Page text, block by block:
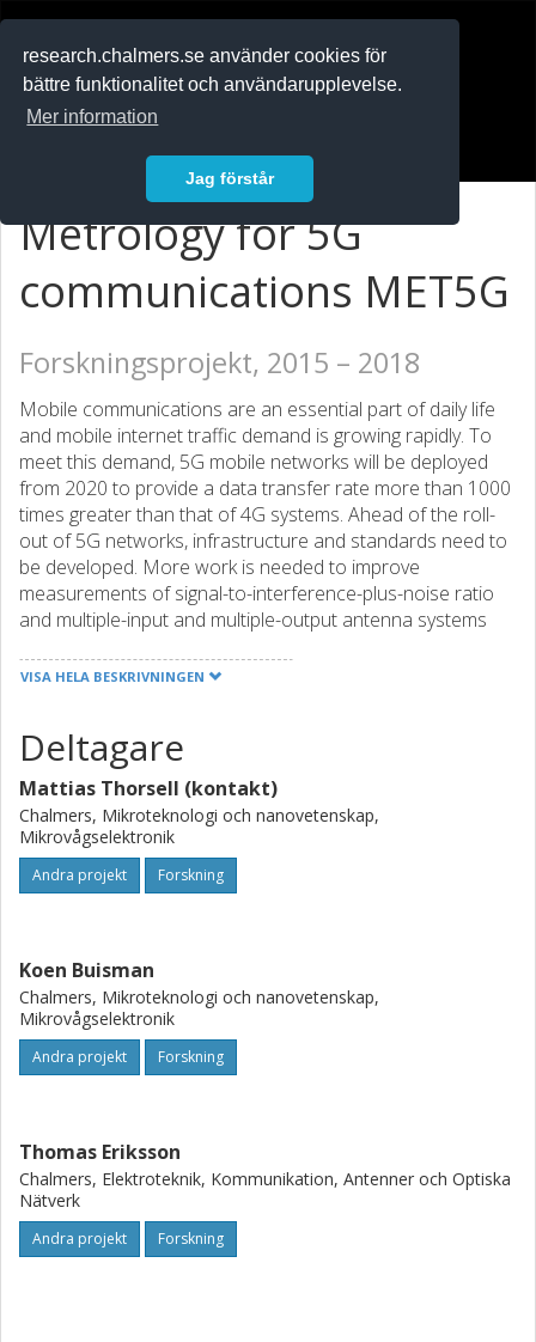
research.chalmers.se använder cookies för
bättre funktionalitet och användarupplevelse.
Mer information
Jag förstår
Metrology for 5G
communications MET5G
Forskningsprojekt, 2015 – 2018
Mobile communications are an essential part of daily life
and mobile internet traffic demand is growing rapidly. To
meet this demand, 5G mobile networks will be deployed
from 2020 to provide a data transfer rate more than 1000
times greater than that of 4G systems. Ahead of the roll-
out of 5G networks, infrastructure and standards need to
be developed. More work is needed to improve
measurements of signal-to-interference-plus-noise ratio
and multiple-input and multiple-output antenna systems
improve network performance), and increase energy
uncertainties underpinning all aspects of 5G
communications, including signals, devices, systems and
test environments for emerging 5G technologies. This will
give European industry a competitive advantage over
global communications manufacturers in the development
of solutions to 5G metrological problems.
VISA HELA BESKRIVNINGEN
Deltagare
Mattias Thorsell (kontakt)
Chalmers, Mikroteknologi och nanovetenskap,
Mikrovågselektronik
Andra projekt Forskning
Koen Buisman
Chalmers, Mikroteknologi och nanovetenskap,
Mikrovågselektronik
Andra projekt Forskning
Thomas Eriksson
Chalmers, Elektroteknik, Kommunikation, Antenner och Optiska
Nätverk
Andra projekt Forskning